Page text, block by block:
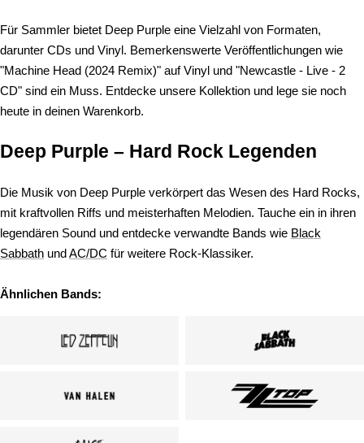
Für Sammler bietet Deep Purple eine Vielzahl von Formaten,
darunter CDs und Vinyl. Bemerkenswerte Veröffentlichungen wie
"Machine Head (2024 Remix)" auf Vinyl und "Newcastle - Live - 2
CD" sind ein Muss. Entdecke unsere Kollektion und lege sie noch
heute in deinen Warenkorb.
Deep Purple – Hard Rock Legenden
Die Musik von Deep Purple verkörpert das Wesen des Hard Rocks,
mit kraftvollen Riffs und meisterhaften Melodien. Tauche ein in ihren
legendären Sound und entdecke verwandte Bands wie Black
Sabbath undAC/DC für weitere Rock-Klassiker.
Ähnlichen Bands: